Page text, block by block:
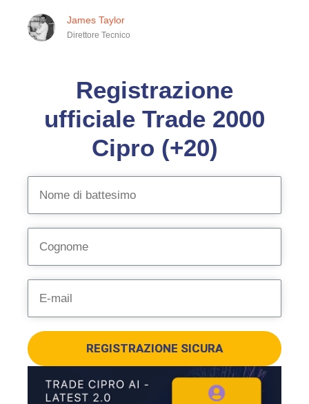
James Taylor
Direttore Tecnico
Registrazione
ufficiale Trade 2000
Cipro (+20)
REGISTRAZIONE SICURA